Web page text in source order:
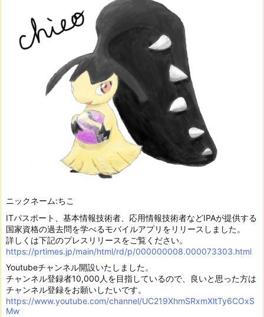
ニックネーム:ちこ
ITパスポート、基本情報技術者、応用情報技術者などIPAが提供する
国家資格の過去問を学べるモバイルアプリをリリースしました。
詳しくは下記のプレスリリースをご覧ください。
https://prtimes.jp/main/html/rd/p/000000008.000073303.html
Youtubeチャンネル開設いたしました。
チャンネル登録者10,000人を目指しているので、良いと思った方は
チャンネル登録をお願いしたいです。
https://www.youtube.com/channel/UC219XhmSRxmXltTy6COxS
Mw